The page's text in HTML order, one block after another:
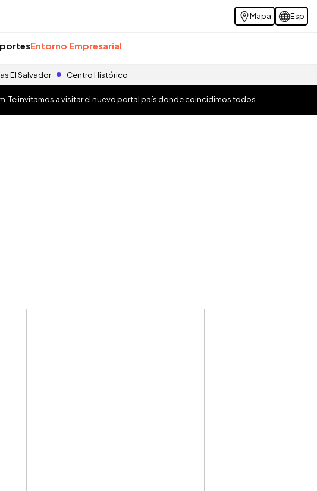
Mapa Esp
Entorno Empresarial
El Salvador Centro Histórico
. Te invitamos a visitar el nuevo portal país donde coincidimos todos.